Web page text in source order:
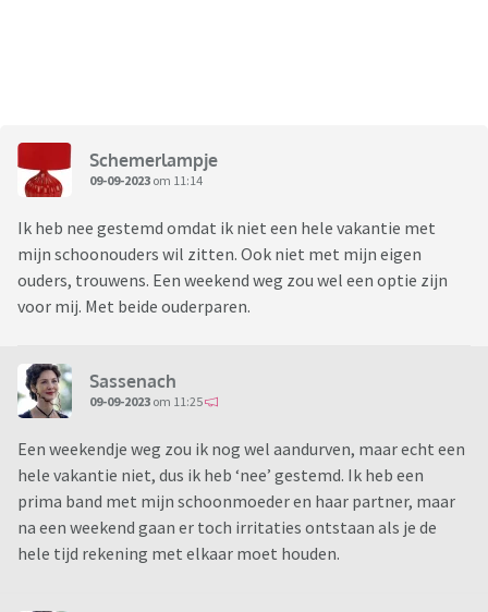
Schemerlampje
09-09-2023 om 11:14
Ik heb nee gestemd omdat ik niet een hele vakantie met
mijn schoonouders wil zitten. Ook niet met mijn eigen
ouders, trouwens. Een weekend weg zou wel een optie zijn
voor mij. Met beide ouderparen.
Sassenach
09-09-2023 om 11:25
Een weekendje weg zou ik nog wel aandurven, maar echt een
hele vakantie niet, dus ik heb ‘nee’ gestemd. Ik heb een
prima band met mijn schoonmoeder en haar partner, maar
na een weekend gaan er toch irritaties ontstaan als je de
hele tijd rekening met elkaar moet houden.